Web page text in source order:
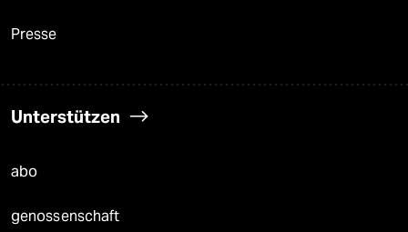
Presse
Unterstützen
abo
genossenschaft